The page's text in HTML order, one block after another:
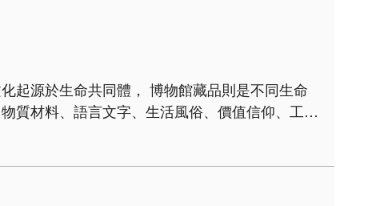
質材料、語言文字、生活風俗、價值信仰、工藝